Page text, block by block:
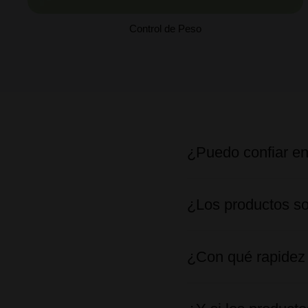
Control de Peso
¿Puedo confiar
¿Los productos
¿Con qué